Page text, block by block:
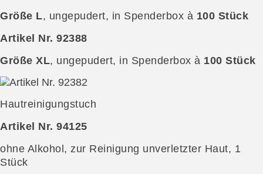
Größe L, ungepudert, in Spenderbox à 100 Stück
Artikel Nr. 92388
Größe XL, ungepudert, in Spenderbox à 100 Stück
Hautreinigungstuch
Artikel Nr. 94125
ohne Alkohol, zur Reinigung unverletzter Haut, 1
Stück